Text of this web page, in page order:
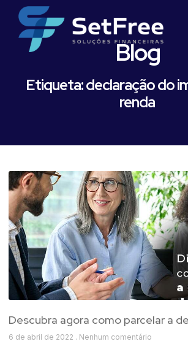
Blog
Etiqueta: declaração do
renda
Descubra agora como parcelar a
6 de abril de 2022 Nenhum comentário